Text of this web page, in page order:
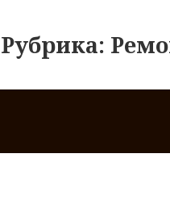
Рубрика: